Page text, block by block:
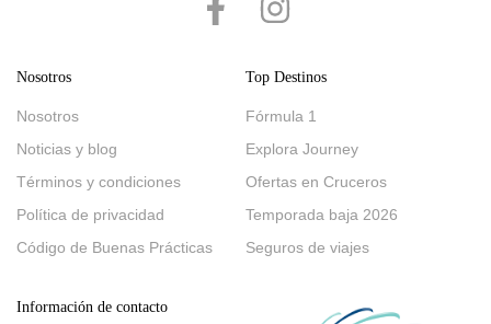
Nosotros
Nosotros
Noticias y blog
Términos y condiciones
Política de privacidad
Código de Buenas Prácticas
Top Destinos
Fórmula 1
Explora Journey
Ofertas en Cruceros
Temporada baja 2026
Seguros de viajes
Información de contacto